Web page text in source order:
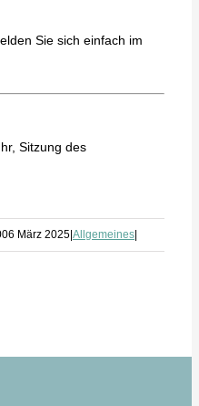
Sie sich einfach im
Sitzung des
6 März 2025 Allgemeines